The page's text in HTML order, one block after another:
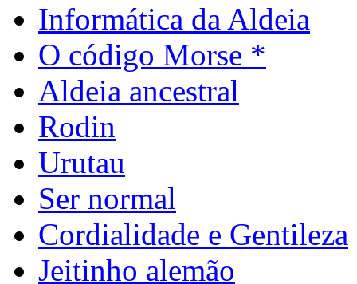
Informática da Aldeia
O código Morse *
Aldeia ancestral
Rodin
Urutau
Ser normal
Cordialidade e Gentileza
Jeitinho alemão